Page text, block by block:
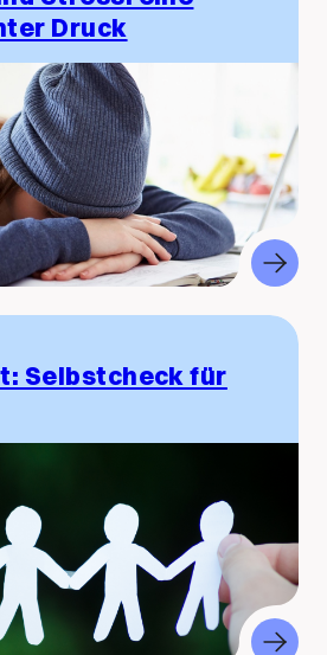
Druck
Selbstcheck für